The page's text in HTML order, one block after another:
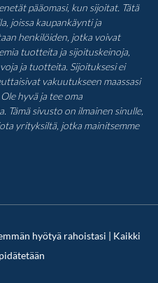
pääomasi, kun sijoitat. Tätä
joissa kaupankäynti ja
henkilöiden, jotka voivat
tuotteita ja sijoituskeinoja,
ja tuotteita. Sijoituksesi ei
vakuutukseen maassasi
hyvä ja tee oma
Tämä sivusto on ilmainen sinulle,
yrityksiltä, jotka mainitsemme
hyötyä rahoistasi | Kaikki